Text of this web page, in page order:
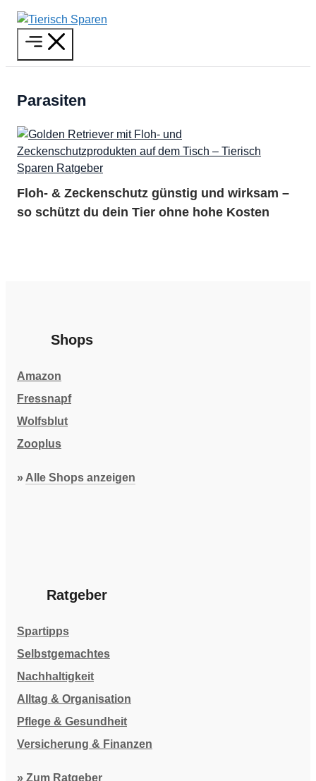
Zum
Inhalt
springen
Parasiten
Floh- & Zeckenschutz günstig und wirksam –
so schützt du dein Tier ohne hohe Kosten
Shops
Amazon
Fressnapf
Wolfsblut
Zooplus
» Alle Shops anzeigen
Ratgeber
Spartipps
Selbstgemachtes
Nachhaltigkeit
Alltag & Organisation
Pflege & Gesundheit
Versicherung & Finanzen
» Zum Ratgeber